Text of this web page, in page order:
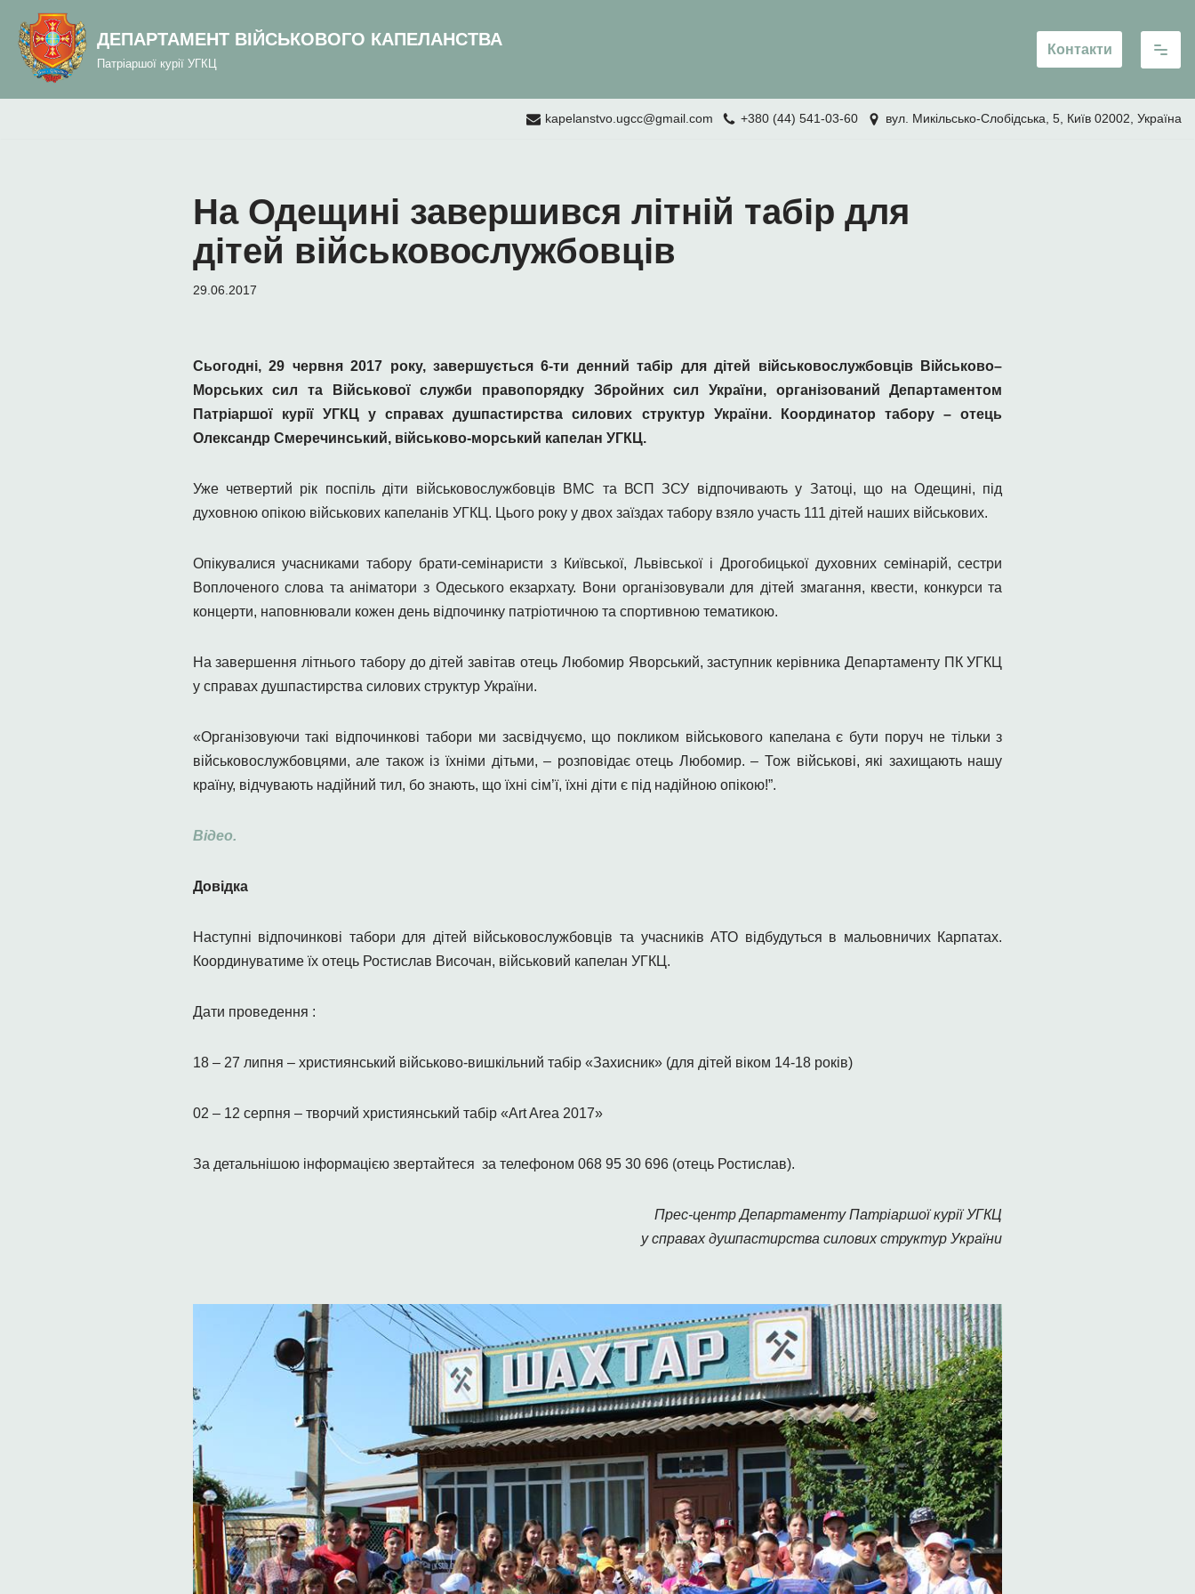
вмісту
Перейти
вмісту
ДЕПАРТАМЕНТ ВІЙСЬКОВОГО КАПЕЛАНСТВА
Патріаршої курії УГКЦ
Контакти
kapelanstvo.ugcc@gmail.com +380 (44) 541-03-60 вул. Микільсько-Слобідська, 5, Київ 02002, Україна
На Одещині завершився літній табір для
дітей військовослужбовців
29.06.2017
Сьогодні, 29 червня 2017 року,завершується 6-ти денний табір для дітей військовослужбовців Військово–
Морських сил та Військовоїслужби правопорядку Збройнихсил України, організований Департаментом
Патріаршої курії УГКЦ у справах душпастирства силових структур України. Координатор табору – отець
Олександр Смеречинський, військово-морський капелан УГКЦ.
Уже четвертий рік поспіль діти військовослужбовців ВМС та ВСП ЗСУ відпочивають у Затоці, що на Одещині, під
духовною опікою військових капеланів УГКЦ. Цього року у двох заїздах табору взяло участь 111 дітей наших військових.
Опікувалися учасниками табору брати-семінаристи з Київської, Львівської і Дрогобицької духовних семінарій, сестри
Воплоченого слова та аніматори з Одеського екзархату. Вони організовували для дітей змагання, квести, конкурси та
концерти, наповнювали кожен день відпочинку патріотичною та спортивною тематикою.
На завершення літнього табору до дітей завітав отець Любомир Яворський, заступник керівника Департаменту ПК УГКЦ
у справах душпастирства силових структур України.
«Організовуючи такі відпочинкові табори ми засвідчуємо, що покликом військового капелана є бути поруч не тільки з
військовослужбовцями, але також із їхніми дітьми, – розповідає отець Любомир. – Тож військові, які захищають нашу
країну, відчувають надійний тил, бо знають, що їхні сім’ї, їхні діти є під надійною опікою!”.
Відео.
Довідка
Наступні відпочинкові табори для дітей військовослужбовців та учасників АТО відбудуться в мальовничих Карпатах.
Координуватиме їх отець Ростислав Височан, військовий капелан УГКЦ.
Дати проведення :
18 – 27 липня – християнський військово-вишкільний табір «Захисник» (для дітей віком 14-18 років)
02 – 12 серпня – творчий християнський табір «Art Area 2017»
За детальнішою інформацією звертайтеся за телефоном 068 95 30 696 (отець Ростислав).
Прес-центр Департаменту Патріаршої курії УГКЦ
у справах душпастирства силових структур України